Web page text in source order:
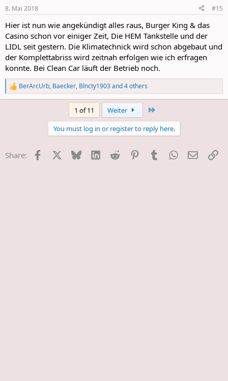
s
8. Mai 2018 #15
Hier ist nun wie angekündigt alles raus, Burger King & das
Casino schon vor einiger Zeit, Die HEM Tankstelle und der
LIDL seit gestern. Die Klimatechnick wird schon abgebaut und
der Komplettabriss wird zeitnah erfolgen wie ich erfragen
konnte. Bei Clean Car läuft der Betrieb noch.
R
e
s
BerArcUrb, Baecker, Blncty1903and 4 others
1 of 11 Weiter
You must log in or register to reply here.
Share: Facebook Bluesky LinkedInReddit PinterestTumblrWhatsApp
E-Mail